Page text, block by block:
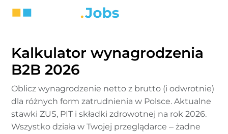
Kalkulator wynagrodzenia
B2B 2026
Oblicz wynagrodzenie netto z brutto (i odwrotnie)
dla różnych form zatrudnienia w Polsce. Aktualne
stawki ZUS, PIT i składki zdrowotnej na rok 2026.
Wszystko działa w Twojej przeglądarce – żadne